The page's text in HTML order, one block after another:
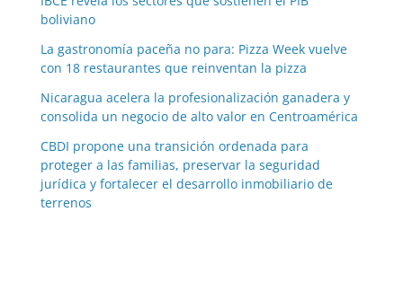
boliviano
La gastronomía paceña no para: Pizza Week vuelve
con 18 restaurantes que reinventan la pizza
Nicaragua acelera la profesionalización ganadera y
consolida un negocio de alto valor en Centroamérica
CBDI propone una transición ordenada para
proteger a las familias, preservar la seguridad
jurídica y fortalecer el desarrollo inmobiliario de
terrenos